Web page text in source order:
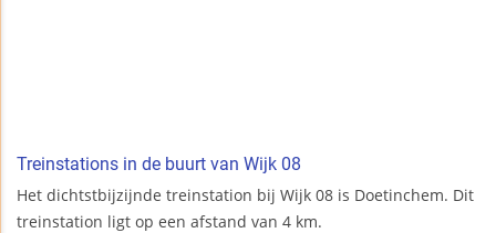
Treinstations in de buurt van Wijk 08
Het dichtstbijzijnde treinstation bij Wijk 08 is Doetinchem. Dit
treinstation ligt op een afstand van 4 km.